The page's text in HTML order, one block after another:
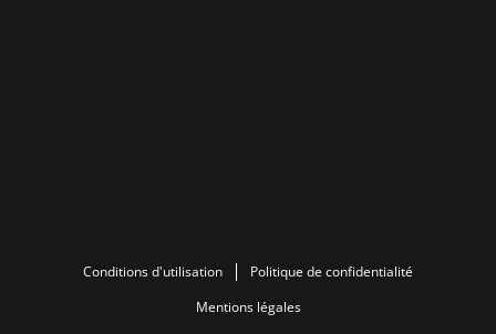
Conditions d'utilisation
Politique de confidentialité
Mentions légales